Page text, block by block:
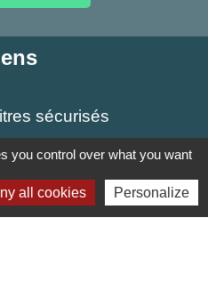
sécurisés
you control over what you want
all cookies Personalize